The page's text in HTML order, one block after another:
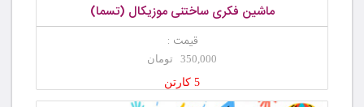
ماشین فکری ساختنی موزیکال (تسما)
قیمت :
350,000 تومان
5 کارتن